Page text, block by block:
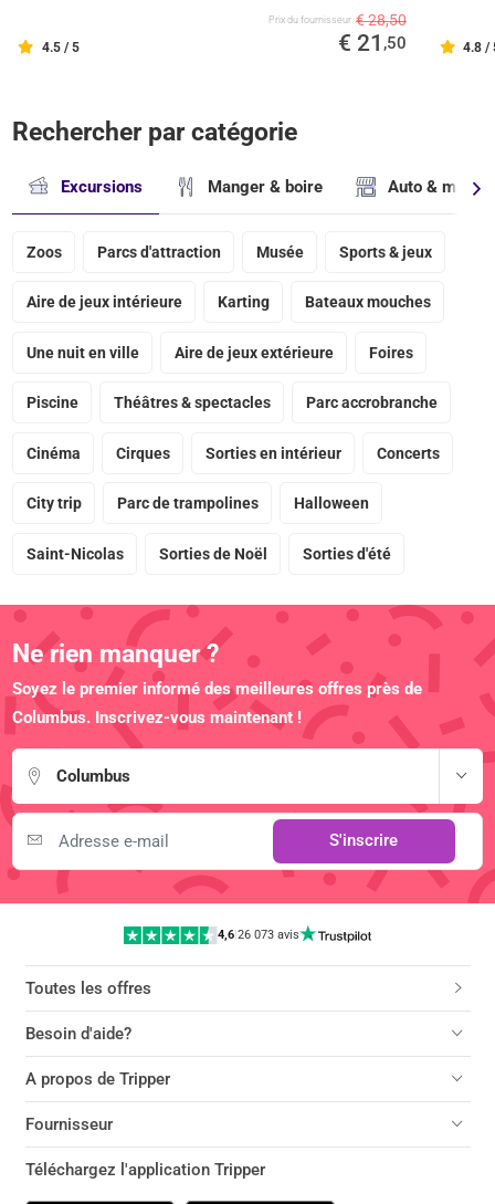
4.5 / 5
Prix ​​du fournisseur € 28,50
€ 21 ,50 4.8 /
Rechercher par catégorie
Excursions Manger & boire Auto &
Zoos Parcs d'attraction Musée Sports & jeux
Aire de jeux intérieure Karting Bateaux mouches
Une nuit en ville Aire de jeux extérieure Foires
Piscine Théâtres & spectacles Parc accrobranche
Cinéma Cirques Sorties en intérieur Concerts
City trip Parc de trampolines Halloween
Saint-Nicolas Sorties de Noël Sorties d'été
Ne rien manquer ?
Soyez le premier informé des meilleures offres près de
Columbus. Inscrivez-vous maintenant !
Columbus
S'inscrire
4,6 |26 073 avis
Toutes les offres
Besoin d'aide?
A propos de Tripper
Fournisseur
Téléchargez l'application Tripper